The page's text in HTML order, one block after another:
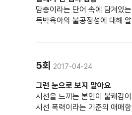
맘충이라는 단어 속에 담겨있
독박육아의 불공정성에 대해
5회 2017-04-24
그런 눈으로 보지 말아요
시선을 느끼는 본인이 불쾌감
시선 폭력이라는 기준의 애매